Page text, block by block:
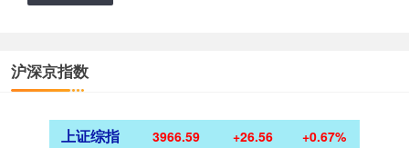
沪深京指数
上证综指 3966.59 +26.56 +0.67%